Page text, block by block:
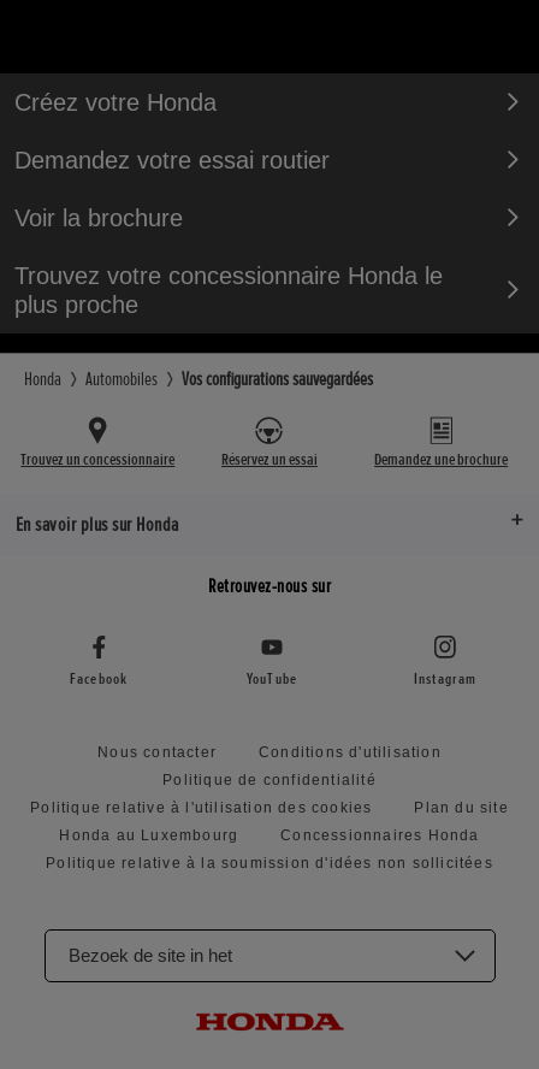
Créez votre Honda
Demandez votre essai routier
Voir la brochure
Trouvez votre concessionnaire Honda le
plus proche
Honda Automobiles Vos configurations sauvegardées
Trouvez un concessionnaire Réservez un essai Demandez une brochure
En savoir plus sur Honda
Retrouvez-nous sur
Facebook YouTube Instagram
Nous contacter
Conditions d'utilisation
Politique de confidentialité
Politique relative à l'utilisation des cookies
Plan du site
Honda au Luxembourg
Concessionnaires Honda
Politique relative à la soumission d'idées non sollicitées
Bezoek de site in het